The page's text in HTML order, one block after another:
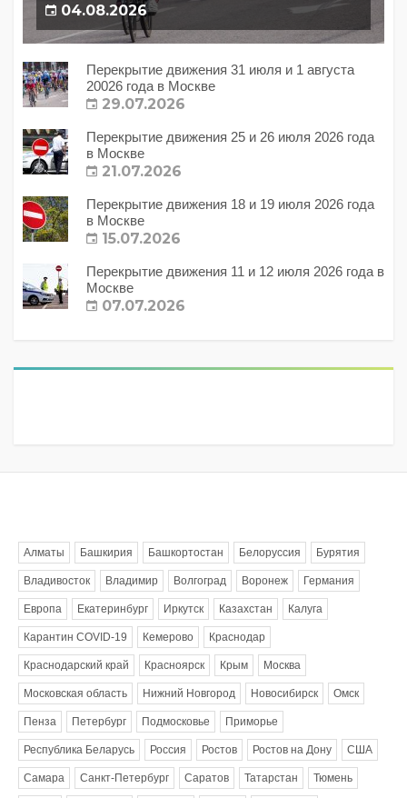
04.08.2026
Перекрытие движения 31 июля и 1 августа
20026 года в Москве
29.07.2026
Перекрытие движения 25 и 26 июля 2026 года
в Москве
21.07.2026
Перекрытие движения 18 и 19 июля 2026 года
в Москве
15.07.2026
Перекрытие движения 11 и 12 июля 2026 года в
Москве
07.07.2026
Алматы Башкирия Башкортостан Белоруссия Бурятия
Владивосток Владимир Волгоград Воронеж Германия
Европа Екатеринбург Иркутск Казахстан Калуга
Карантин COVID-19 Кемерово Краснодар
Краснодарский край Красноярск Крым Москва
Московская область Нижний Новгород Новосибирск Омск
Пенза Петербург Подмосковье Приморье
Республика Беларусь Россия Ростов Ростов на Дону США
Самара Санкт-Петербург Саратов Татарстан Тюмень